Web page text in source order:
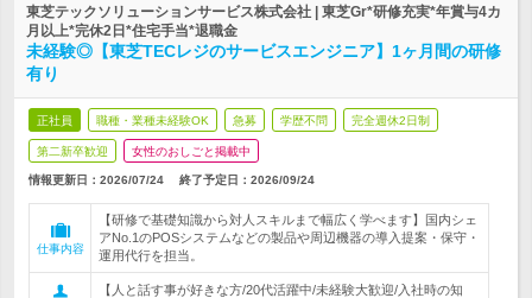
東芝テックソリューションサービス株式会社 | 東芝Gr*研修充実*年賞与4カ
月以上*完休2日*住宅手当*退職金
未経験◎【東芝TECレジのサービスエンジニア】1ヶ月間の研修
有り
正社員 職種・業種未経験OK 急募 学歴不問 完全週休2日制
第二新卒歓迎 女性のおしごと掲載中
情報更新日：2026/07/24 終了予定日： 2026/09/24
仕事内容
【研修で基礎知識から対人スキルまで幅広く学べます】国内シェ
アNo.1のPOSシステムなどの製品や周辺機器の導入提案・保守・
運用代行を担当。
【人と話す事が好きな方/20代活躍中/未経験大歓迎/入社時の知